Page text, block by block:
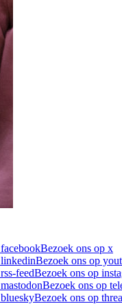
Bezoek ons op x
Bezoek ons op
feedBezoek ons op
Bezoek ons op
Bezoek ons op